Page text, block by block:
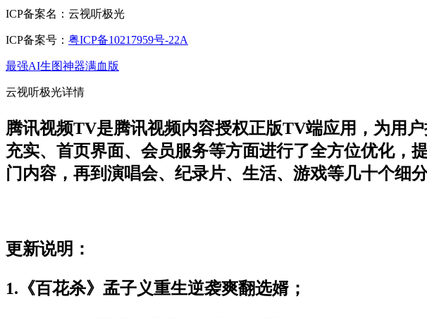
ICP备案名：云视听极光
ICP备案号： 粤ICP备10217959号-22A
最强AI生图神器满血版
云视听极光详情
腾讯视频TV是腾讯视频内容授权正版TV端应用，为用
充实、首页界面、会员服务等方面进行了全方位优化，
门内容，再到演唱会、纪录片、生活、游戏等几十个细
更新说明：
1. 《百花杀》孟子义重生逆袭爽翻选婿；